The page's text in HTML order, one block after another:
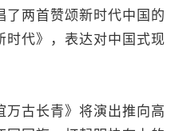
了两首赞颂新时代中国的
时代》，表达对中国式现
古长青》将演出推向高